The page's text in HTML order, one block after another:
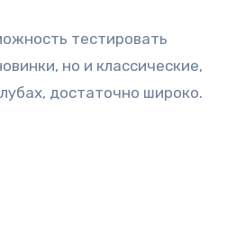
тестировать
но и классические,
достаточно широко.